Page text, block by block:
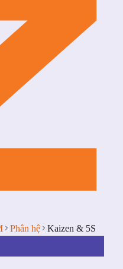
Phân hệ Kaizen & 5S